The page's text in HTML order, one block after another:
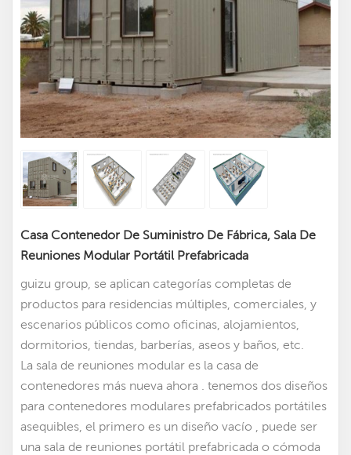
Casa Contenedor De Suministro De Fábrica, Sala De
Reuniones Modular Portátil Prefabricada
guizu group, se aplican categorías completas de
productos para residencias múltiples, comerciales, y
escenarios públicos como oficinas, alojamientos,
dormitorios, tiendas, barberías, aseos y baños, etc.
La sala de reuniones modular es la casa de
contenedores más nueva ahora . tenemos dos diseños
para contenedores modulares prefabricados portátiles
asequibles el primero es un diseño vacío , puede ser
una sala de reuniones portátil prefabricada o cómoda